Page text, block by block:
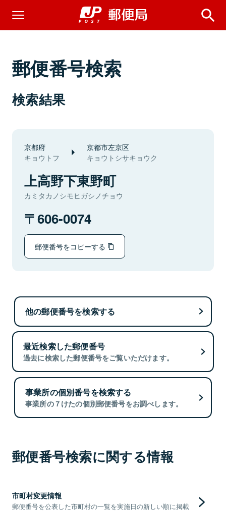
郵便番号検索
検索結果
京都府
キョウトフ
京都市左京区
キョウトシサキョウク
上高野下東野町
カミタカノシモヒガシノチョウ
606-0074
郵便番号をコピーする
他の郵便番号を検索する
最近検索した郵便番号
過去に検索した郵便番号をご覧いただけます。
事業所の個別番号を検索する
事業所の７けたの個別郵便番号をお調べします。
郵便番号検索に関する情報
市町村変更情報
郵便番号を公表した市町村の一覧を実施日の新しい順に掲載